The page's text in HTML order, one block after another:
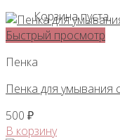
Корзина пуста.
Быстрый просмотр
Пенка
Пенка для умывания
500 ₽
В корзину